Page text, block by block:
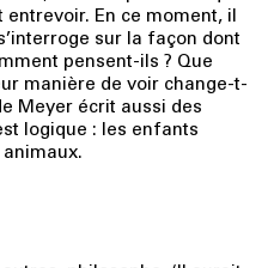
entrevoir. En ce moment, il
sur la façon dont
pensent-ils ? Que
manière de voir change-t-
Meyer écrit aussi des
logique : les enfants